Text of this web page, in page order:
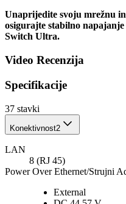
Unaprijedite svoju mrežnu
osigurajte stabilno
Switch Ultra.
Video Recenzija
Specifikacije
37 stavki
Konektivnost2
LAN
8 (RJ 45)
Power Over Ethernet/Strujni
External